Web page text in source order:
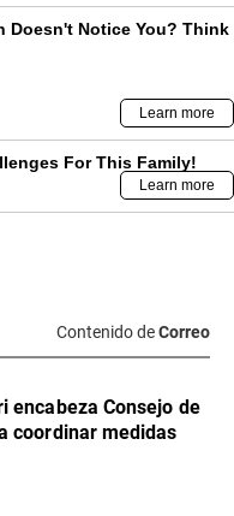
Contenido deCorreo
encabeza Consejo de
coordinar medidas